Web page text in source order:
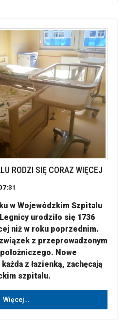
RODZI SIĘ CORAZ WIĘCEJ
w Wojewódzkim Szpitalu
urodziło się 1736
niż w roku poprzednim.
z przeprowadzonym
Nowe
z łazienką, zachęcają
szpitalu.
Więcej…